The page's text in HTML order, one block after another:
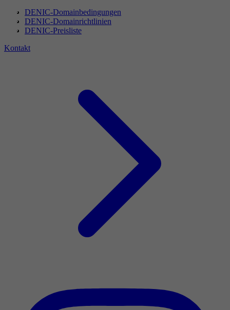
DENIC-Domainbedingungen
DENIC-Domainrichtlinien
DENIC-Preisliste
Kontakt